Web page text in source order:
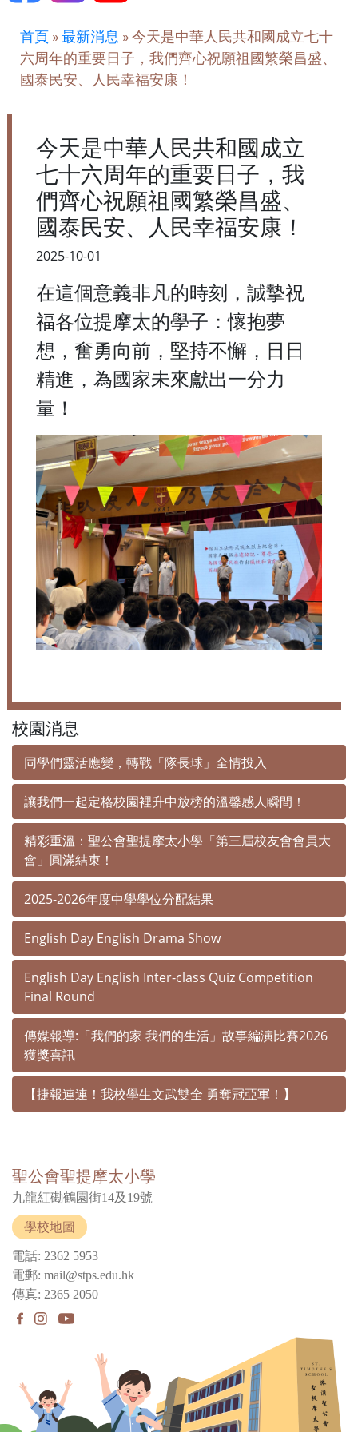
首頁 »最新消息 »今天是中華人民共和國成立七十
六周年的重要日子，我們齊心祝願祖國繁榮昌盛、
國泰民安、人民幸福安康！
今天是中華人民共和國成立
七十六周年的重要日子，我
們齊心祝願祖國繁榮昌盛、
國泰民安、人民幸福安康！
2025-10-01
在這個意義非凡的時刻，誠摯祝
福各位提摩太的學子：懷抱夢
想，奮勇向前，堅持不懈，日日
精進，為國家未來獻出一分力
量！
校園消息
同學們靈活應變，轉戰「隊長球」全情投入
讓我們一起定格校園裡升中放榜的溫馨感人瞬間！
精彩重溫：聖公會聖提摩太小學「第三屆校友會會員大
會」圓滿結束！
2025-2026年度中學學位分配結果
English Day English Drama Show
English Day English Inter-class Quiz Competition
Final Round
傳媒報導:「我們的家 我們的生活」故事編演比賽2026
獲獎喜訊
【捷報連連！我校學生文武雙全 勇奪冠亞軍！】
聖公會聖提摩太小學
九龍紅磡鶴園街14及19號
學校地圖
電話: 2362 5953
電郵: mail@stps.edu.hk
傳真: 2365 2050